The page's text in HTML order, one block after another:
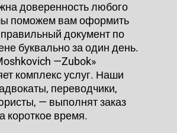
доверенность любого
поможем вам оформить
документ по
буквально за один день.
—Zubok»
комплекс услуг. Наши
переводчики,
— выполнят заказ
короткое время.